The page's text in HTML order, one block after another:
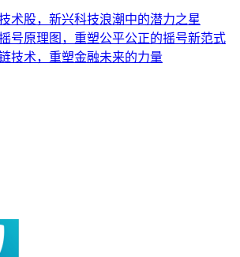
术股，新兴科技浪潮中的潜力之星
号原理图，重塑公平公正的摇号新范式
技术，重塑金融未来的力量